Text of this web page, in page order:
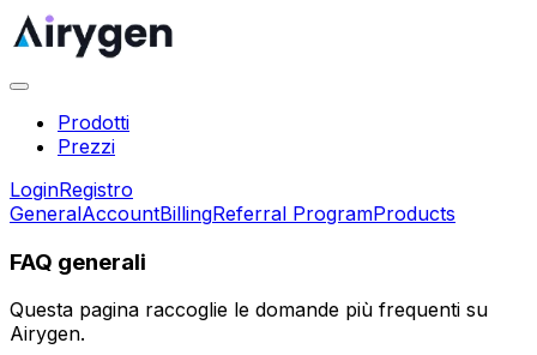
Prodotti
Prezzi
LoginRegistro
GeneralAccountBillingReferral ProgramProducts
FAQ generali
Questa pagina raccoglie le domande più frequenti su
Airygen.